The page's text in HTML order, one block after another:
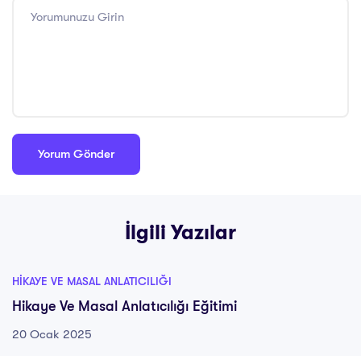
İlgili Yazılar
HIKAYE VE MASAL ANLATICILIĞI
Hikaye Ve Masal Anlatıcılığı Eğitimi
20 Ocak 2025